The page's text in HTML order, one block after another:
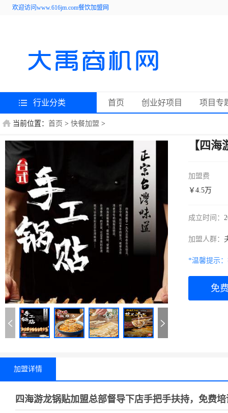
欢迎访问www.616jm.com餐饮加盟网
行业分类 首页 创业好项目 项目专
当前位置： 首页 > 快餐加盟 >
【四
加盟费
￥4.5万
成立时间：
加盟人群：
*温馨提示
免
加盟详情
四海游龙锅贴加盟总部督导下店手把手扶持，免费